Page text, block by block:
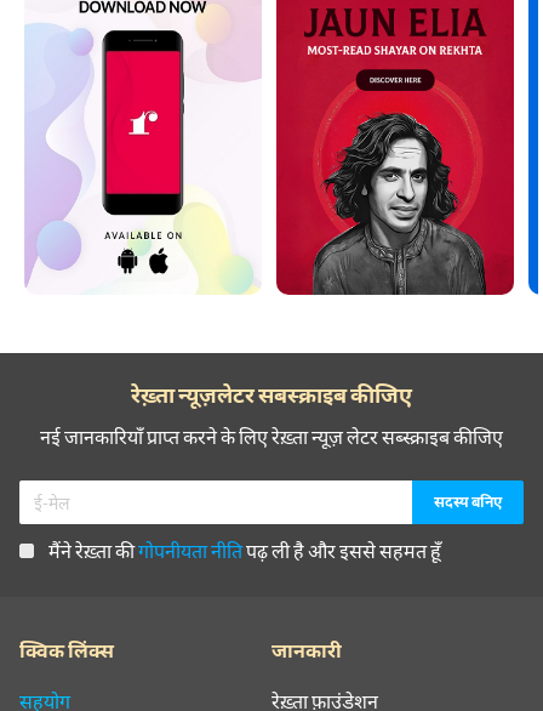
रेख़्ता न्यूज़लेटर सबस्क्राइब कीजिए
नई जानकारियाँ प्राप्त करने के लिए रेख़्ता न्यूज़ लेटर सब्स्क्राइब कीजिए
मैंने रेख़्ता कीगोपनीयता नीतिपढ़ ली है और इससे सहमत हूँ
क्विक लिंक्स
सहयोग
जानकारी
रेख़्ता फ़ाउंडेशन